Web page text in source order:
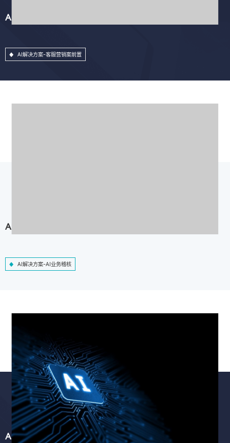
AI解决方案-客服营销案前置
AI解决方案-客服营销案前置
AI解决方案-AI业务稽核
AI解决方案-AI业务稽核
AI解决方案-智慧工程质检